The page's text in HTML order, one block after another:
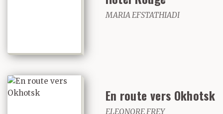
MARIA EFSTATHIADI
En route vers Okhotsk
ELEONORE FREY